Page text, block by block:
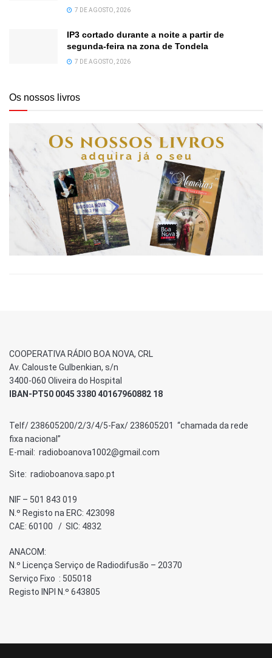
7 DE AGOSTO, 2026
IP3 cortado durante a noite a partir de
segunda-feira na zona de Tondela
7 DE AGOSTO, 2026
Os nossos livros
COOPERATIVA RÁDIO BOA NOVA, CRL
Av. Calouste Gulbenkian, s/n
3400-060 Oliveira do Hospital
IBAN-PT50 0045 3380 40167960882 18
Telf/ 238605200/2/3/4/5-Fax/ 238605201 “chamada da rede
fixa nacional”
E-mail: radioboanova1002@gmail.com
Site: radioboanova.sapo.pt
NIF – 501 843 019
N.º Registo na ERC: 423098
CAE: 60100 / SIC: 4832
ANACOM:
N.º Licença Serviço de Radiodifusão – 20370
Serviço Fixo : 505018
Registo INPI N.º 643805